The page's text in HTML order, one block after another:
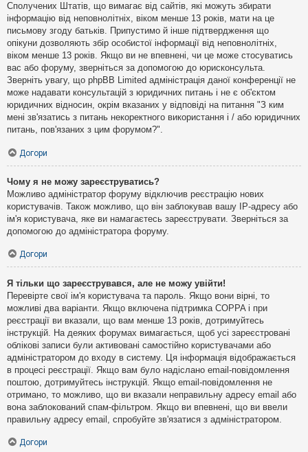
Сполучених Штатів, що вимагає від сайтів, які можуть збирати
інформацію від неповнолітніх, віком менше 13 років, мати на це
письмову згоду батьків. Припустимо й інше підтвердження що
опікуни дозволяють збір особистої інформації від неповнолітніх,
віком менше 13 років. Якщо ви не впевнені, чи це може стосуватись
вас або форуму, зверніться за допомогою до юрисконсульта.
Зверніть увагу, що phpBB Limited адміністрація даної конференції не
може надавати консультацій з юридичних питань і не є об'єктом
юридичних відносин, окрім вказаних у відповіді на питання "З ким
мені зв'язатись з питань некоректного використання і / або юридичних
питань, пов'язаних з цим форумом?".
Догори
Чому я не можу зареєструватись?
Можливо адміністратор форуму відключив реєстрацію нових
користувачів. Також можливо, що він заблокував вашу IP-адресу або
ім'я користувача, яке ви намагаєтесь зареєструвати. Зверніться за
допомогою до адміністратора форуму.
Догори
Я тільки що зареєструвався, але не можу увійти!
Перевірте свої ім'я користувача та пароль. Якщо вони вірні, то
можливі два варіанти. Якщо включена підтримка COPPA і при
реєстрації ви вказали, що вам менше 13 років, дотримуйтесь
інструкцій. На деяких форумах вимагається, щоб усі зареєстровані
облікові записи були активовані самостійно користувачами або
адміністратором до входу в систему. Ця інформація відображається
в процесі реєстрації. Якщо вам було надіслано email-повідомлення
поштою, дотримуйтесь інструкцій. Якщо email-повідомлення не
отримано, то можливо, що ви вказали неправильну адресу email або
вона заблокований спам-фільтром. Якщо ви впевнені, що ви ввели
правильну адресу email, спробуйте зв'язатися з адміністратором.
Догори